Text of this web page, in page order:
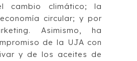
cambio climático; la
circular; y por
Asimismo, ha
de la UJA con
y de los aceites de